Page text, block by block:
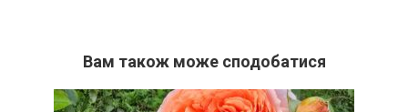
Вам також може сподобатися